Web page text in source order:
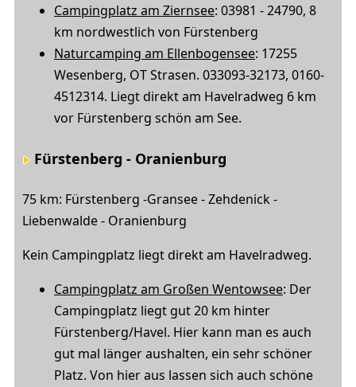
Campingplatz am Ziernsee: 03981 - 24790, 8
km nordwestlich von Fürstenberg
Naturcamping am Ellenbogensee: 17255
Wesenberg, OT Strasen. 033093-32173, 0160-
4512314. Liegt direkt am Havelradweg 6 km
vor Fürstenberg schön am See.
Fürstenberg - Oranienburg
75 km: Fürstenberg -Gransee - Zehdenick -
Liebenwalde - Oranienburg
Kein Campingplatz liegt direkt am Havelradweg.
Campingplatz am Großen Wentowsee: Der
Campingplatz liegt gut 20 km hinter
Fürstenberg/Havel. Hier kann man es auch
gut mal länger aushalten, ein sehr schöner
Platz. Von hier aus lassen sich auch schöne